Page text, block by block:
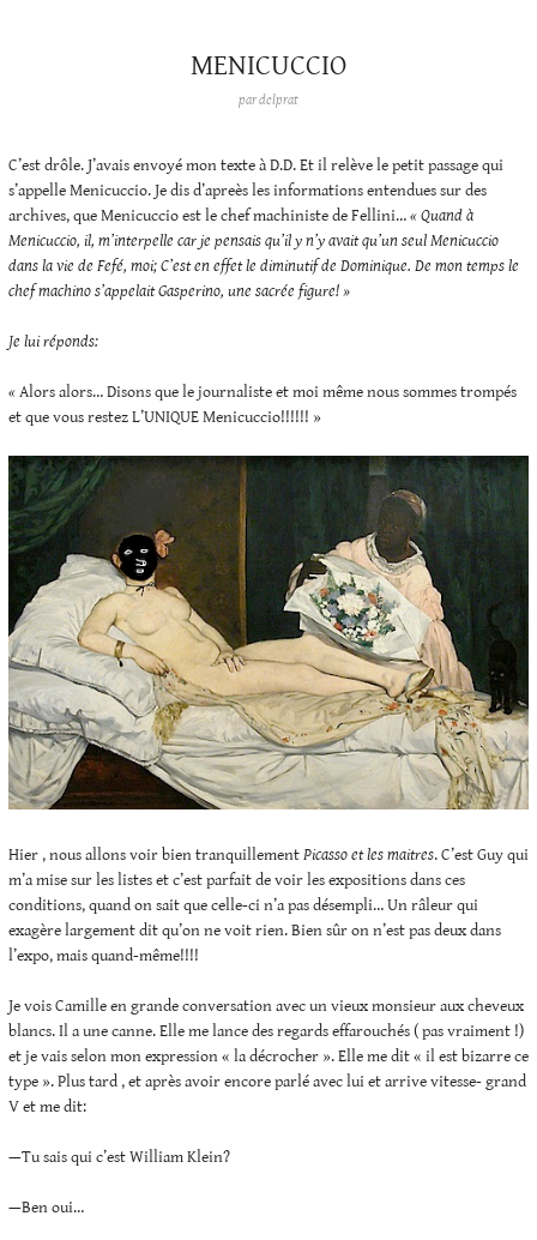
MENICUCCIO
pardelprat
C’est drôle. J’avais envoyé mon texte à D.D. Et il relève le petit passage qui
s’appelle Menicuccio. Je dis d’apreès les informations entendues sur des
archives, que Menicuccio est le chef machiniste de Fellini…« Quand à
Menicuccio, il, m’interpelle car je pensais qu’il y n’y avait qu’un seul Menicuccio
dans la vie de Fefé, moi; C’est en effet le diminutif de Dominique. De mon temps le
chef machino s’appelait Gasperino, une sacrée figure! »
Je lui réponds:
«Alors alors… Disons que le journaliste et moi même nous sommes trompés
et que vous restez L’UNIQUE Menicuccio!!!!!! »
Hier , nous allons voir bien tranquillementPicasso et les maitres. C’est Guy qui
m’a mise sur les listes et c’est parfait de voir les expositions dans ces
conditions, quand on sait que celle-ci n’a pas désempli… Un râleur qui
exagère largement dit qu’on ne voit rien. Bien sûr on n’est pas deux dans
l’expo, mais quand-même!!!!
Je vois Camille en grande conversation avec un vieux monsieur aux cheveux
blancs. Il a une canne. Elle me lance des regards effarouchés ( pas vraiment !)
et je vais selon mon expression « la décrocher ». Elle me dit « il est bizarre ce
type ». Plus tard , et après avoir encore parlé avec lui et arrive vitesse- grand
V et me dit:
—Tu sais qui c’est William Klein?
—Ben oui…